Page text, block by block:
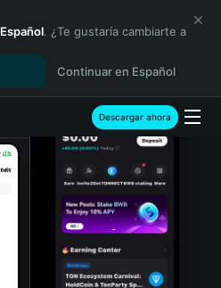
Español. ¿Te gustaría cambiarte a
Continuar en Español
Descargar ahora